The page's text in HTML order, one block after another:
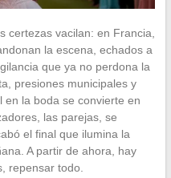
certezas vacilan: en Francia,
la escena, echados a
que ya no perdona la
presiones municipales y
en la boda se convierte en
las parejas, se
el final que ilumina la
A partir de ahora, hay
repensar todo.